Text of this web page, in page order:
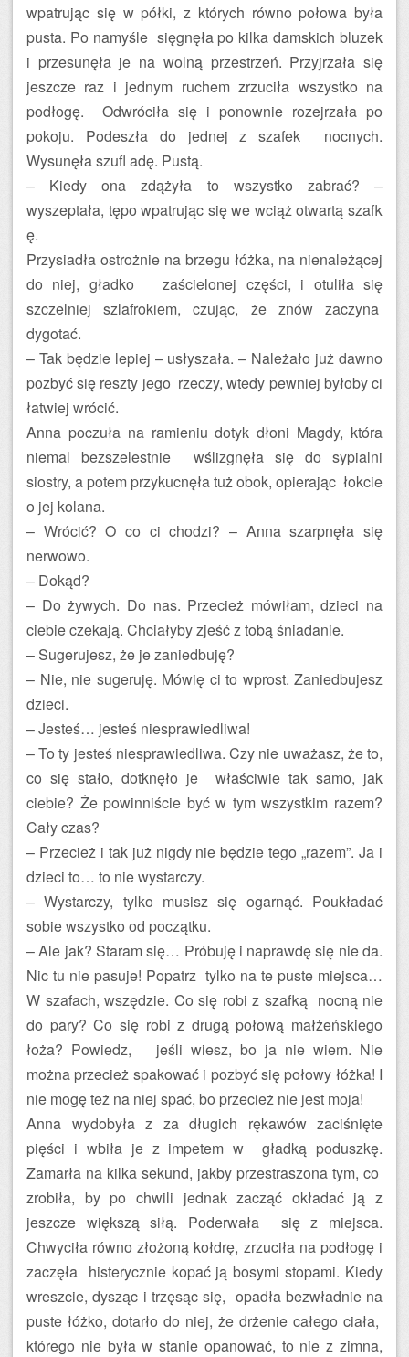
wpatrując się w półki, z których równo połowa była
pusta. Po namyśle sięgnęła po kilka damskich bluzek
i przesunęła je na wolną przestrzeń. Przyjrzała się
jeszcze raz i jednym ruchem zrzuciła wszystko na
podłogę. Odwróciła się i ponownie rozejrzała po
pokoju. Podeszła do jednej z szafek nocnych.
Wysunęła szufl adę. Pustą.
– Kiedy ona zdążyła to wszystko zabrać? –
wyszeptała, tępo wpatrując się we wciąż otwartą szafk
ę.
Przysiadła ostrożnie na brzegu łóżka, na nienależącej
do niej, gładko zaścielonej części, i otuliła się
szczelniej szlafrokiem, czując, że znów zaczyna
dygotać.
– Tak będzie lepiej – usłyszała. – Należało już dawno
pozbyć się reszty jego rzeczy, wtedy pewniej byłoby ci
łatwiej wrócić.
Anna poczuła na ramieniu dotyk dłoni Magdy, która
niemal bezszelestnie wślizgnęła się do sypialni
siostry, a potem przykucnęła tuż obok, opierając łokcie
o jej kolana.
– Wrócić? O co ci chodzi? – Anna szarpnęła się
nerwowo.
– Dokąd?
– Do żywych. Do nas. Przecież mówiłam, dzieci na
ciebie czekają. Chciałyby zjeść z tobą śniadanie.
– Sugerujesz, że je zaniedbuję?
– Nie, nie sugeruję. Mówię ci to wprost. Zaniedbujesz
dzieci.
– Jesteś… jesteś niesprawiedliwa!
– To ty jesteś niesprawiedliwa. Czy nie uważasz, że to,
co się stało, dotknęło je właściwie tak samo, jak
ciebie? Że powinniście być w tym wszystkim razem?
Cały czas?
– Przecież i tak już nigdy nie będzie tego „razem”. Ja i
dzieci to… to nie wystarczy.
– Wystarczy, tylko musisz się ogarnąć. Poukładać
sobie wszystko od początku.
– Ale jak? Staram się… Próbuję i naprawdę się nie da.
Nic tu nie pasuje! Popatrz tylko na te puste miejsca…
W szafach, wszędzie. Co się robi z szafką nocną nie
do pary? Co się robi z drugą połową małżeńskiego
łoża? Powiedz, jeśli wiesz, bo ja nie wiem. Nie
można przecież spakować i pozbyć się połowy łóżka! I
nie mogę też na niej spać, bo przecież nie jest moja!
Anna wydobyła z za długich rękawów zaciśnięte
pięści i wbiła je z impetem w gładką poduszkę.
Zamarła na kilka sekund, jakby przestraszona tym, co
zrobiła, by po chwili jednak zacząć okładać ją z
jeszcze większą siłą. Poderwała się z miejsca.
Chwyciła równo złożoną kołdrę, zrzuciła na podłogę i
zaczęła histerycznie kopać ją bosymi stopami. Kiedy
wreszcie, dysząc i trzęsąc się, opadła bezwładnie na
puste łóżko, dotarło do niej, że drżenie całego ciała,
którego nie była w stanie opanować, to nie z zimna,